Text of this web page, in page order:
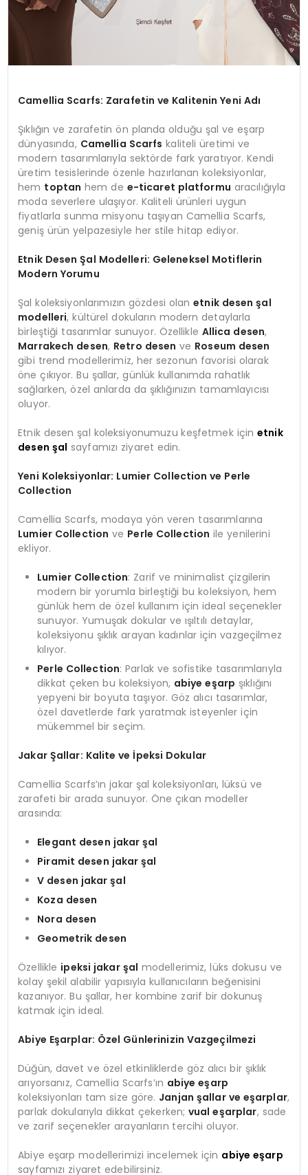
Camellia Scarfs: Zarafetin ve Kalitenin Yeni Adı
Şıklığın ve zarafetin ön planda olduğu şal ve eşarp
dünyasında, Camellia Scarfs kaliteli üretimi ve
modern tasarımlarıyla sektörde fark yaratıyor. Kendi
üretim tesislerinde özenle hazırlanan koleksiyonlar,
hem toptan hem de e-ticaret platformu aracılığıyla
moda severlere ulaşıyor. Kaliteli ürünleri uygun
fiyatlarla sunma misyonu taşıyan Camellia Scarfs,
geniş ürün yelpazesiyle her stile hitap ediyor.
Etnik Desen Şal Modelleri: Geleneksel Motiflerin
Modern Yorumu
Şal koleksiyonlarımızın gözdesi olanetnik desen şal
modelleri, kültürel dokuların modern detaylarla
birleştiği tasarımlar sunuyor. Özellikle Allica desen,
Marrakech desen, Retro desen ve Roseum desen
gibi trend modellerimiz, her sezonun favorisi olarak
öne çıkıyor. Bu şallar, günlük kullanımda rahatlık
sağlarken, özel anlarda da şıklığınızın tamamlayıcısı
oluyor.
Etnik desen şal koleksiyonumuzu keşfetmek için etnik
desen şal sayfamızı ziyaret edin.
Yeni Koleksiyonlar: Lumier Collection ve Perle
Collection
Camellia Scarfs, modaya yön veren tasarımlarına
Lumier Collection ve Perle Collection ile yenilerini
ekliyor.
Lumier Collection: Zarif ve minimalist çizgilerin
modern bir yorumla birleştiği bu koleksiyon, hem
günlük hem de özel kullanım için ideal seçenekler
sunuyor. Yumuşak dokular ve ışıltılı detaylar,
koleksiyonu şıklık arayan kadınlar için vazgeçilmez
kılıyor.
Perle Collection: Parlak ve sofistike tasarımlarıyla
dikkat çeken bu koleksiyon, abiye eşarp şıklığını
yepyeni bir boyuta taşıyor. Göz alıcı tasarımlar,
özel davetlerde fark yaratmak isteyenler için
mükemmel bir seçim.
Jakar Şallar: Kalite ve İpeksi Dokular
Camellia Scarfs’ın jakar şal koleksiyonları, lüksü ve
zarafeti bir arada sunuyor. Öne çıkan modeller
arasında:
Elegant desen jakar şal
Piramit desen jakar şal
V desen jakar şal
Koza desen
Nora desen
Geometrik desen
Özellikle ipeksi jakar şal modellerimiz, lüks dokusu ve
kolay şekil alabilir yapısıyla kullanıcıların beğenisini
kazanıyor. Bu şallar, her kombine zarif bir dokunuş
katmak için ideal.
Abiye Eşarplar: Özel Günlerinizin Vazgeçilmezi
Düğün, davet ve özel etkinliklerde göz alıcı bir şıklık
arıyorsanız, Camellia Scarfs’ın abiye eşarp
koleksiyonları tam size göre. Janjan şallar ve eşarplar,
parlak dokularıyla dikkat çekerken;vual eşarplar, sade
ve zarif seçenekler arayanların tercihi oluyor.
Abiye eşarp modellerimizi incelemek için abiye eşarp
sayfamızı ziyaret edebilirsiniz.